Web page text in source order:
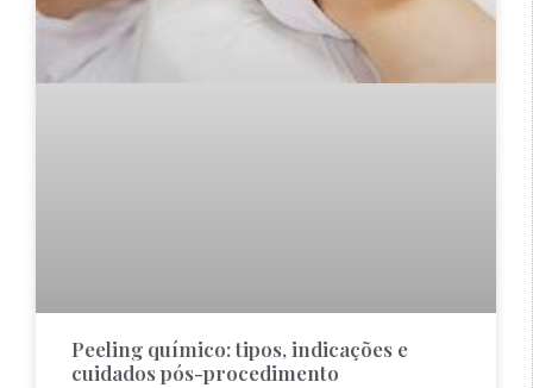
Peeling químico: tipos, indicações e
cuidados pós-procedimento